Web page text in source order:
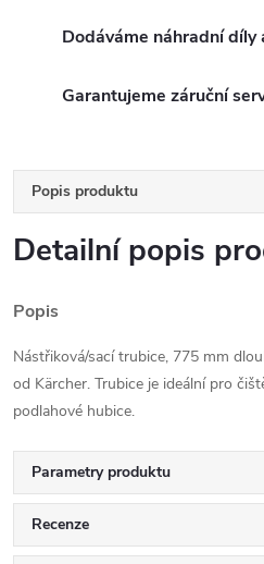
Dodáváme náhradní díly
Garantujeme záruční
Popis produktu
Detailní popis
Popis
Nástřiková/sací trubice, 775 mm
od Kärcher. Trubice je ideální pro
podlahové hubice.
Parametry produktu
Recenze